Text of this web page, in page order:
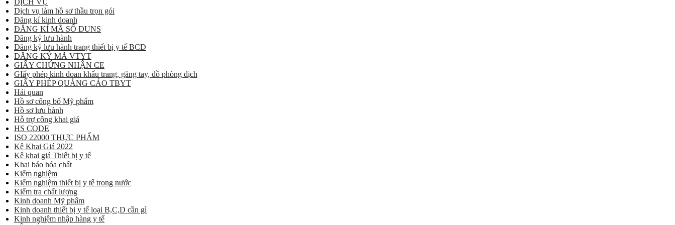
Dịch vụ làm hồ sơ thầu trọn gói
Đăng kí kinh doanh
ĐĂNG KÍ MÃ SỐ DUNS
Đăng ký lưu hành
Đăng ký lưu hành trang thiết bị y tế BCD
ĐĂNG KÝ MÃ VTYT
GIẤY CHỨNG NHẬN CE
GIấy phép kinh doan khẩu trang, găng tay, đồ phòng dịch
GIẤY PHÉP QUẢNG CÁO TBYT
Hải quan
Hồ sơ công bố Mỹ phẩm
Hồ sơ lưu hành
Hỗ trợ công khai giá
HS CODE
ISO 22000 THỰC PHẨM
Kê Khai Giá 2022
Kê khai giá Thiết bị y tế
Khai báo hóa chất
Kiểm nghiệm
Kiểm nghiệm thiết bị y tế trong nước
Kiểm tra chất lượng
Kinh doanh Mỹ phẩm
Kinh doanh thiết bị y tế loại B,C,D cần gì
Kinh nghiệm nhập hàng y tế